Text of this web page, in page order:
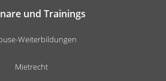
und Trainings
Weiterbildungen
Mietrecht